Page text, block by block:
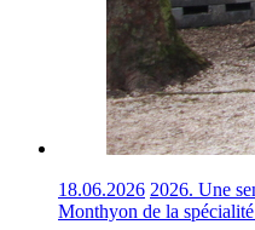
18.06.2026 2026. Une
Monthyon de la